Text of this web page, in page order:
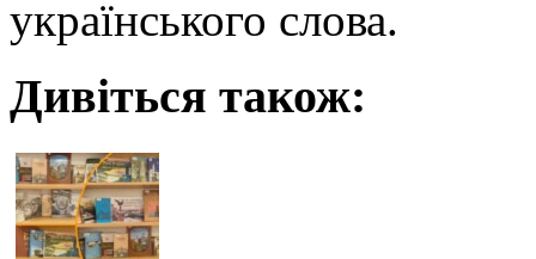
українського слова.
Дивіться також: